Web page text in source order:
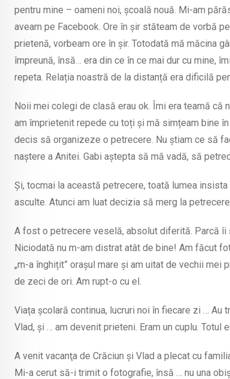
pentru mine – oameni noi, școală nouă. Mi-am
aveam pe Facebook. Ore în șir stăteam de vorbă
prietenă, vorbeam ore în șir. Totodată mă măcina
împreună, însă… era din ce în ce mai dur cu mine,
repeta. Relația noastră de la distanță era dificilă
Noii mei colegi de clasă erau ok. Îmi era teamă că
am împrietenit repede cu toți și mă simțeam bine
decis să organizeze o petrecere. Nu știam ce să
naștere a Anitei. Gabi aștepta să mă vadă, să
Și, tocmai la această petrecere, toată lumea
asculte. Atunci am luat decizia să merg la petrecere.
A fost o petrecere veselă, absolut diferită. Parcă îi
Niciodată nu m-am distrat atât de bine! Am făcut
„m-a înghițit” orașul mare și am uitat de vechii mei
de zeci de ori. Am rupt-o cu el.
Viața școlară continua, lucruri noi în fiecare zi …
Vlad, și … am devenit prieteni. Eram un cuplu. Totul
A venit vacanţa de Crăciun și Vlad a plecat cu
Mi-a cerut să-i trimit o fotografie, însă … nu una